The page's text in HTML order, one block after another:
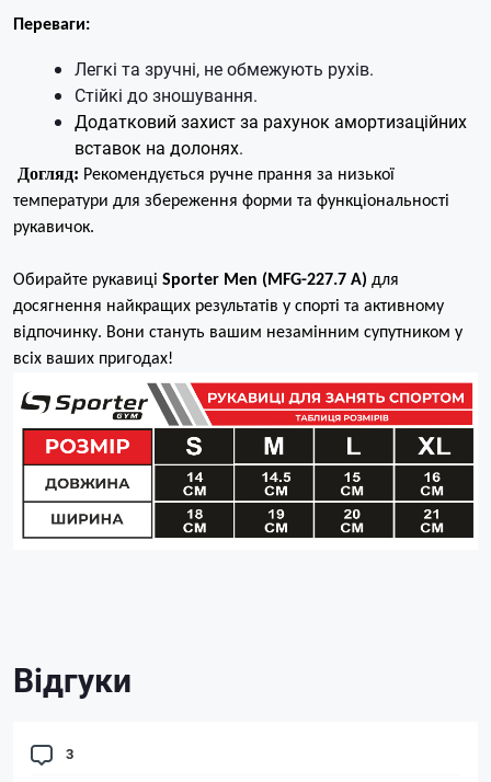
Переваги:
Легкі та зручні, не обмежують рухів.
Стійкі до зношування.
Додатковий захист за рахунок амортизаційних
вставок на долонях.
Догляд: Рекомендується ручне прання за низької
температури для збереження форми та функціональності
рукавичок.
Обирайте рукавиці Sporter Men (MFG-227.7 A) для
досягнення найкращих результатів у спорті та активному
відпочинку. Вони стануть вашим незамінним супутником у
всіх ваших пригодах!
Відгуки
3